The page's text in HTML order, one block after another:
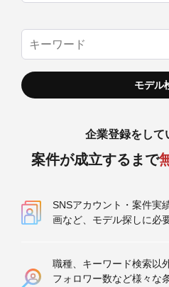
企業登録をし
案件が成立するまで
SNSアカウント・案件実
画など、モデル探しに必
職種、キーワード検索以
フォロワー数など様々な